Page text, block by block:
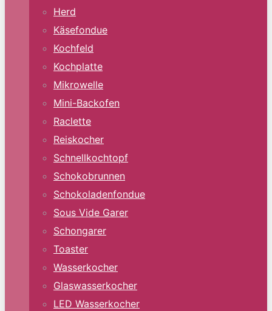
Herd
Käsefondue
Kochfeld
Kochplatte
Mikrowelle
Mini-Backofen
Raclette
Reiskocher
Schnellkochtopf
Schokobrunnen
Schokoladenfondue
Sous Vide Garer
Schongarer
Toaster
Wasserkocher
Glaswasserkocher
LED Wasserkocher